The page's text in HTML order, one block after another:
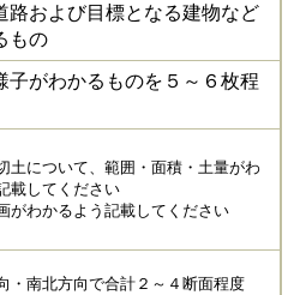
路および目標となる建物など
もの
子がわかるものを５～６枚程
土について、範囲・面積・土量がわ
載してください
がわかるよう記載してください
・南北方向で合計２～４断面程度